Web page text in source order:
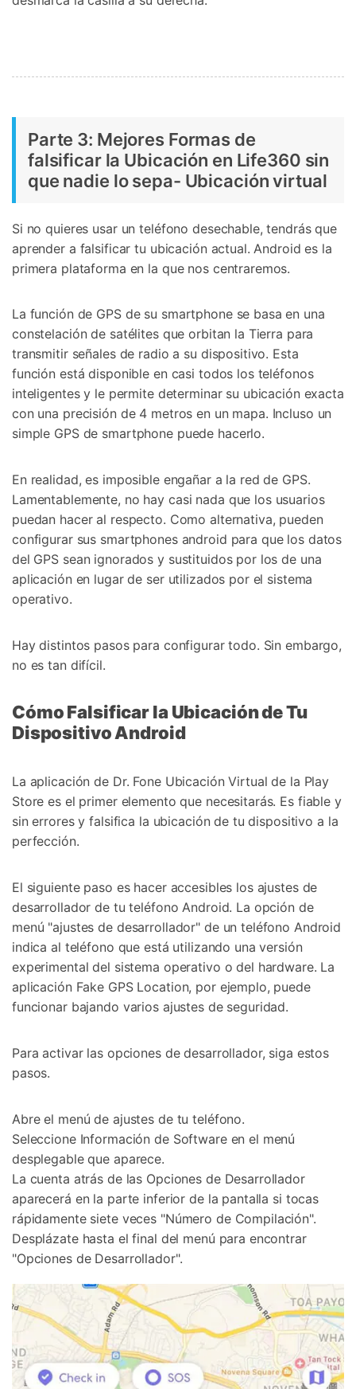
Parte 3: Mejores Formas de
falsificar la Ubicación en Life360 sin
que nadie lo sepa- Ubicación virtual
Si no quieres usar un teléfono desechable, tendrás que
aprender a falsificar tu ubicación actual. Android es la
primera plataforma en la que nos centraremos.
La función de GPS de su smartphone se basa en una
constelación de satélites que orbitan la Tierra para
transmitir señales de radio a su dispositivo. Esta
función está disponible en casi todos los teléfonos
inteligentes y le permite determinar su ubicación exacta
con una precisión de 4 metros en un mapa. Incluso un
simple GPS de smartphone puede hacerlo.
En realidad, es imposible engañar a la red de GPS.
Lamentablemente, no hay casi nada que los usuarios
puedan hacer al respecto. Como alternativa, pueden
configurar sus smartphones android para que los datos
del GPS sean ignorados y sustituidos por los de una
aplicación en lugar de ser utilizados por el sistema
operativo.
Hay distintos pasos para configurar todo. Sin embargo,
no es tan difícil.
Cómo Falsificar la Ubicación de Tu
Dispositivo Android
La aplicación de Dr. Fone Ubicación Virtual de la Play
Store es el primer elemento que necesitarás. Es fiable y
sin errores y falsifica la ubicación de tu dispositivo a la
perfección.
El siguiente paso es hacer accesibles los ajustes de
desarrollador de tu teléfono Android. La opción de
menú "ajustes de desarrollador" de un teléfono Android
indica al teléfono que está utilizando una versión
experimental del sistema operativo o del hardware. La
aplicación Fake GPS Location, por ejemplo, puede
funcionar bajando varios ajustes de seguridad.
Para activar las opciones de desarrollador, siga estos
pasos.
Abre el menú de ajustes de tu teléfono.
Seleccione Información de Software en el menú
desplegable que aparece.
La cuenta atrás de las Opciones de Desarrollador
aparecerá en la parte inferior de la pantalla si tocas
rápidamente siete veces "Número de Compilación".
Desplázate hasta el final del menú para encontrar
"Opciones de Desarrollador".